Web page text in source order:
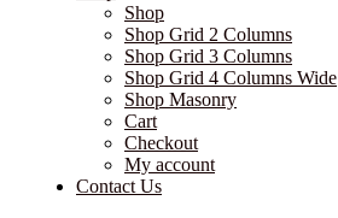
Shop
Shop Grid 2 Columns
Shop Grid 3 Columns
Shop Grid 4 Columns Wide
Shop Masonry
Cart
Checkout
My account
Contact Us